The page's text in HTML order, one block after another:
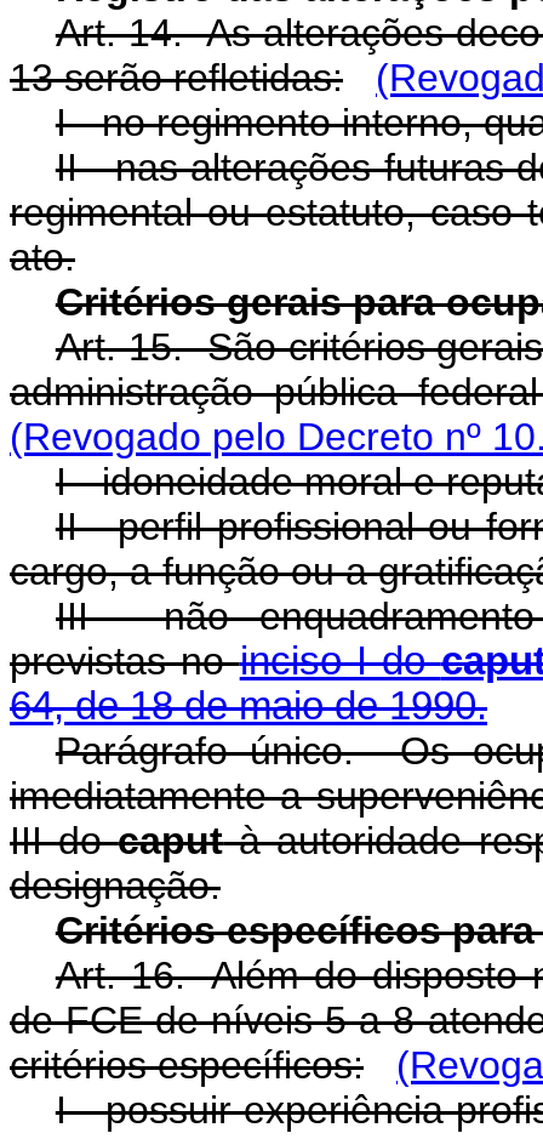
Art. 14. As alterações
13 serão refletidas:
I - no regimento interno,
II - nas alterações futuras
regimental ou estatuto, caso
ato.
Critérios gerais para
Art. 15. São critérios
administração pública
(Revogado pelo Decreto nº
I - idoneidade moral e
II - perfil profissional ou
cargo, a função ou a
III - não
previstas noinciso I do
64, de 18 de maio de 1990.
Parágrafo único. Os
imediatamente a
III docaputà autoridade
designação.
Critérios específicos para
Art. 16. Além do disposto
de FCE de níveis 5 a 8
critérios específicos:
I - possuir experiência